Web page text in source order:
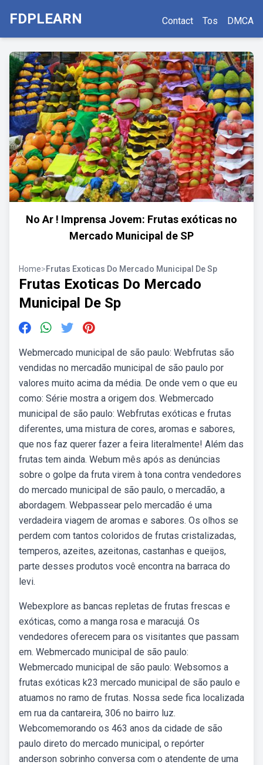
FDPLEARN Contact Tos DMCA
No Ar ! Imprensa Jovem: Frutas exóticas no
Mercado Municipal de SP
Home>Frutas Exoticas Do Mercado Municipal De Sp
Frutas Exoticas Do Mercado
Municipal De Sp
Webmercado municipal de são paulo: Webfrutas são
vendidas no mercadão municipal de são paulo por
valores muito acima da média. De onde vem o que eu
como: Série mostra a origem dos. Webmercado
municipal de são paulo: Webfrutas exóticas e frutas
diferentes, uma mistura de cores, aromas e sabores,
que nos faz querer fazer a feira literalmente! Além das
frutas tem ainda. Webum mês após as denúncias
sobre o golpe da fruta virem à tona contra vendedores
do mercado municipal de são paulo, o mercadão, a
abordagem. Webpassear pelo mercadão é uma
verdadeira viagem de aromas e sabores. Os olhos se
perdem com tantos coloridos de frutas cristalizadas,
temperos, azeites, azeitonas, castanhas e queijos,
parte desses produtos você encontra na barraca do
levi.
Webexplore as bancas repletas de frutas frescas e
exóticas, como a manga rosa e maracujá. Os
vendedores oferecem para os visitantes que passam
em. Webmercado municipal de são paulo:
Webmercado municipal de são paulo: Websomos a
frutas exóticas k23 mercado municipal de são paulo e
atuamos no ramo de frutas. Nossa sede fica localizada
em rua da cantareira, 306 no bairro luz.
Webcomemorando os 463 anos da cidade de são
paulo direto do mercado municipal, o repórter
anderson sobrinho conversa com o atendente de uma